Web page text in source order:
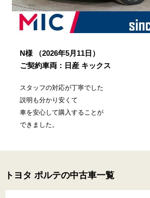
N様
（2026年5月11日）
ご契約車両：日産 キックス
スタッフの対応が丁寧でした
説明も分かり安くて
車を安心して購入することが
できました。
トヨタ ポルテの中古車一覧